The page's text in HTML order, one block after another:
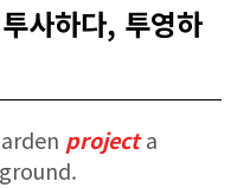
사하다, 투영하
projecta